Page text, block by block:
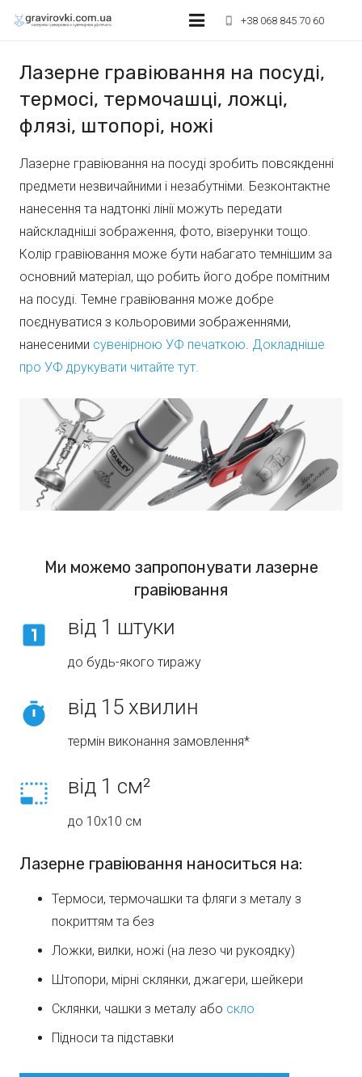
УФ друк на сувенірах
Оптовикам та агентствам
Лазерне різання матеріалів
Умови оплати
Контакти
phone_iphone +38 068 845 70 60
Лазерне гравіювання на посуді,
термосі, термочашці, ложці,
флязі, штопорі, ножі
Лазерне гравіювання на посуді зробить повсякденні
предмети незвичайними і незабутніми. Безконтактне
нанесення та надтонкі лінії можуть передати
найскладніші зображення, фото, візерунки тощо.
Колір гравіювання може бути набагато темнішим за
основний матеріал, що робить його добре помітним
на посуді. Темне гравіювання може добре
поєднуватися з кольоровими зображеннями,
нанесеними сувенірною УФ печаткою. Докладніше
про УФ друкувати читайте тут.
Ми можемо запропонувати лазерне
гравіювання
looks_one від 1 штуки
до будь-якого тиражу
timer від 15 хвилин
термін виконання замовлення*
photo_size_select_small від 1 см²
до 10х10 см
Лазерне гравіювання наноситься на:
Термоси, термочашки та фляги з металу з
покриттям та без
Ложки, вилки, ножі (на лезо чи рукоядку)
Штопори, мірні склянки, джагери, шейкери
Склянки, чашки з металу або скло
Підноси та підставки